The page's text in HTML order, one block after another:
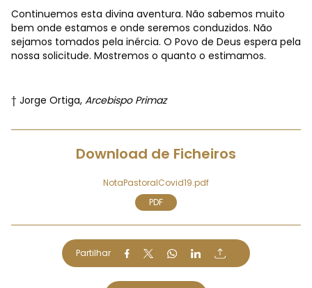
Continuemos esta divina aventura. Não sabemos muito
bem onde estamos e onde seremos conduzidos. Não
sejamos tomados pela inércia. O Povo de Deus espera pela
nossa solicitude. Mostremos o quanto o estimamos.
† Jorge Ortiga, Arcebispo Primaz
Download de Ficheiros
NotaPastoralCovid19.pdf
PDF
Partilhar